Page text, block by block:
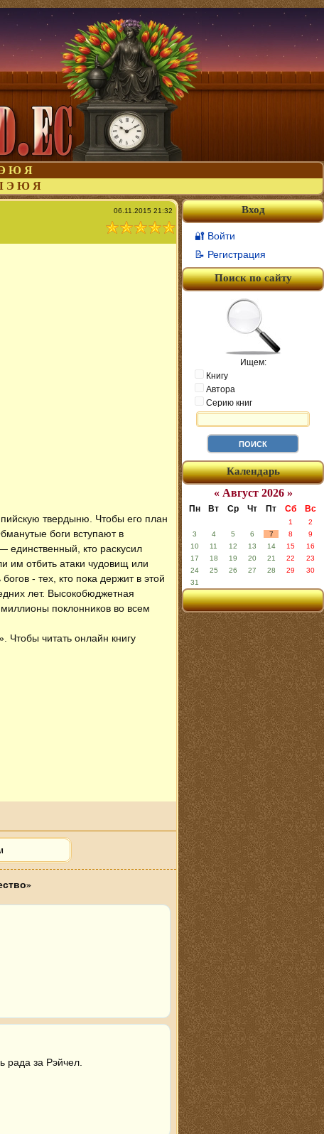
Ю Я
Э Ю Я
06.11.2015 21:32
твердыню. Чтобы его план
боги вступают в
кто раскусил
им отбить атаки чудовищ или
- тех, кто пока держит в этой
лет. Высокобюджетная
поклонников во всем
. Чтобы читать онлайн книгу
рада за Рэйчел.
Вход
🔐 Войти
📝 Регистрация
Поиск по сайту
Ищем:
Книгу
Автора
Серию книг
Календарь
« Август 2026 »
Пн Вт Ср Чт Пт Сб Вс
1
2
3
4 5 6 7 8
9
10
11 12 13 14 15
16
17
18 19 20 21 22
23
24
25 26 27 28 29
30
31